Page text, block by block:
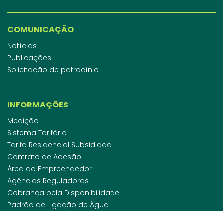
COMUNICAÇÃO
Notícias
Publicações
Solicitação de patrocínio
INFORMAÇÕES
Medição
Sistema Tarifário
Tarifa Residencial Subsidiada
Contrato de Adesão
Área do Empreendedor
Agências Reguladoras
Cobrança pela Disponibilidade
Padrão de Ligação de Água